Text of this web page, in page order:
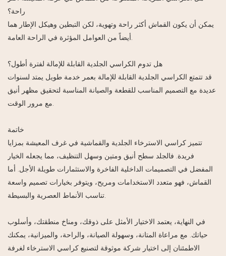
راحة؟
يمكن أن يكون القماش أكثر راحة وتهوية، لكن التبطين وهيكل الإطار هما
هل تدوم الكراسي الجلدية القابلة للإمالة لفترة أطول؟
قد تتمتع الكراسي الجلدية القابلة للإمالة بعمر خدمة طويل يمتد لسنوات
عديدة مع التصميم المناسب للقطعة والصيانة المناسبة لتحقيق مظهر أنيق
خاتمة
تتميز كراسي الاسترخاء الجلدية والقماشية في غرف المعيشة بمزايا
فريدة. فالجلد سطح أنيق ومتين وسهل التنظيف، مما يجعله الخيار
المفضل في التصميمات الداخلية الفاخرة والاستثمارات طويلة الأجل. أما
القماش، فهو متعدد الاستخدامات ومريح، ويتوفر بخيارات تصميم واسعة
في النهاية، يعتمد الاختيار الأمثل على ذوقك، ومناخ منطقتك، وأسلوب
حياتك. مع مراعاة المتانة، وسهولة الصيانة، والراحة، والميزانية، يمكنك
الاطمئنان إلى اختيار شركة موثوقة لتصنيع كراسي الاسترخاء لغرفة